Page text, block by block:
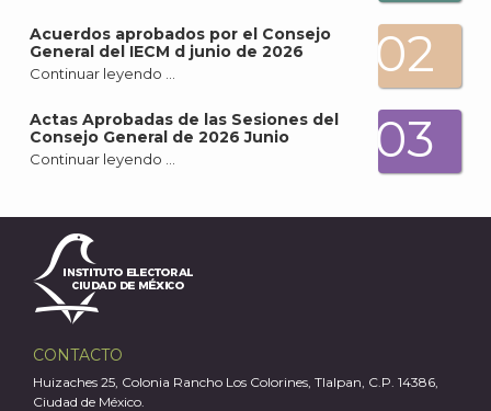
Acuerdos aprobados por el Consejo
General del IECM d junio de 2026
Continuar leyendo … 02
Actas Aprobadas de las Sesiones del
Consejo General de 2026 Junio
Continuar leyendo … 03
CONTACTO
Huizaches 25, Colonia Rancho Los Colorines, Tlalpan, C.P. 14386,
Ciudad de México.